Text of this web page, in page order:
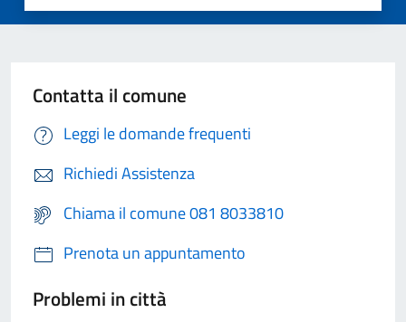
Contatta il comune
Leggi le domande frequenti
Richiedi Assistenza
Chiama il comune 081 8033810
Prenota un appuntamento
Problemi in città